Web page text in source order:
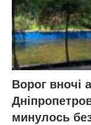
Ворог вночі
минулось